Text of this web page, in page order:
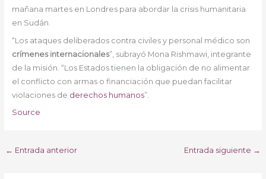
mañana martes en Londres para abordar la crisis humanitaria
en Sudán.
“Los ataques deliberados contra civiles y personal médico son
crímenes internacionales”, subrayó Mona Rishmawi, integrante
de la misión. “Los Estados tienen la obligación de no alimentar
el conflicto con armas o financiación que puedan facilitar
violaciones de derechos humanos”.
Source
← Entrada anterior Entrada siguiente →